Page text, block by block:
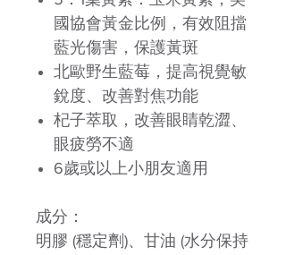
國協會黃金比例，有效阻擋
藍光傷害，保護黃斑
北歐野生藍莓，提高視覺敏
銳度、改善對焦功能
杞子萃取，改善眼睛乾澀、
眼疲勞不適
6歲或以上小朋友適用
成分：
明膠 (穩定劑)、甘油 (水分保持